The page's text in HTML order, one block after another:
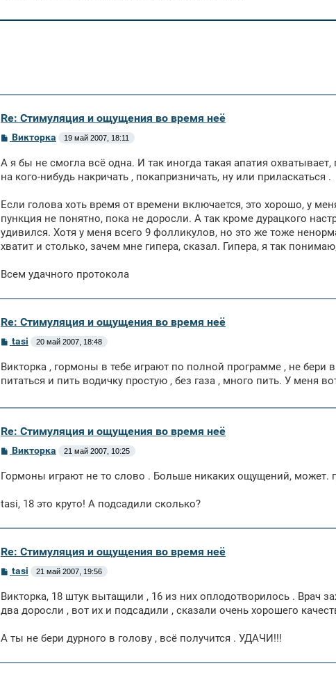
и
Re: Стимуляция и ощущения во время неё
С
б
щ
и
Викторка 19 май 2007, 18:11
А я бы не смогла всё одна. И так иногда такая апатия
на кого-нибудь накричать , покапризничать, ну или приласкаться .
Если голова хоть время от времени включается, это хорошо, у
пункция не понятно, пока не доросли. А так кроме дурацкого
удивился. Хотя у меня всего 9 фолликулов, но это же тоже
хватит и столько, зачем мне гипера, сказал. Гипера, я так
Всем удачного протокола
Re: Стимуляция и ощущения во время неё
С
б
щ
и
tasi 20 май 2007, 18:48
Викторка , гормоны в тебе играют по полной программе , не бери
питаться и пить водичку простую , без газа , много пить. У меня
Re: Стимуляция и ощущения во время неё
С
б
н
е
Викторка 21 май 2007, 10:25
Гормоны играют не то слово . Больше никаких ощущений, может.
tasi, 18 это круто! А подсадили сколько?
Re: Стимуляция и ощущения во время неё
С
б
щ
и
tasi 21 май 2007, 19:56
Викторка, 18 штук вытащили , 16 из них оплодотворилось . Врач
два доросли , вот их и подсадили , сказали очень хорошего
А ты не бери дурного в голову , всё получится . УДАЧИ!!!